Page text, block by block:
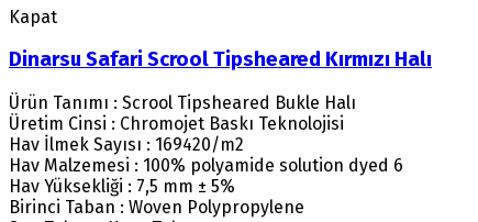
Kapat
Dinarsu Safari Scrool Tipsheared Kırmızı Halı
Ürün Tanımı : Scrool Tipsheared Bukle Halı
Üretim Cinsi : Chromojet Baskı Teknolojisi
Hav İlmek Sayısı : 169420/m2
Hav Malzemesi : 100% polyamide solution dyed 6
Hav Yüksekliği : 7,5 mm ± 5%
Birinci Taban : Woven Polypropylene